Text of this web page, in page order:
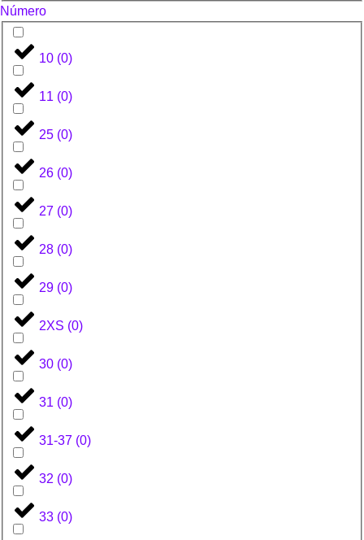
Número
10 (0)
11 (0)
25 (0)
26 (0)
27 (0)
28 (0)
29 (0)
2XS (0)
30 (0)
31 (0)
31-37 (0)
32 (0)
33 (0)